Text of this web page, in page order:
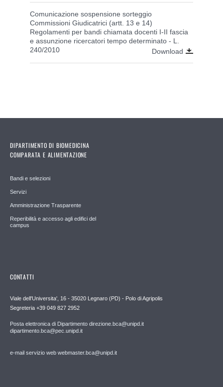
Comunicazione sospensione sorteggio
Commissioni Giudicatrici (artt. 13 e 14)
Regolamenti per bandi chiamata docenti I-II fascia
e assunzione ricercatori tempo determinato - L.
240/2010
Download
DIPARTIMENTO DI BIOMEDICINA
COMPARATA E ALIMENTAZIONE
Bandi e selezioni
Servizi
Amministrazione Trasparente
Reperibilità e accesso agli edifici del
campus
CONTATTI
Viale dell'Universita', 16 - 35020 Legnaro (PD) - Polo di Agripolis
Segreteria +39 049 827 2952
Posta elettronica di Dipartimento direzione.bca@unipd.it
dipartimento.bca@pec.unipd.it
e-mail servizio web webmaster.bca@unipd.it